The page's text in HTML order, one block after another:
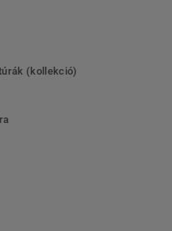
(kollekció)